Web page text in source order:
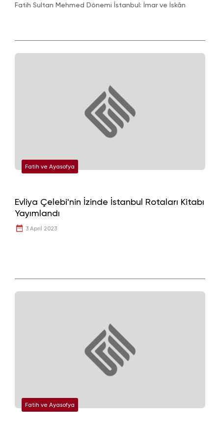
Fatih Sultan Mehmed Dönemi İstanbul: İmar ve İskân
Fatih ve Ayasofya
Evliya Çelebi'nin İzinde İstanbul Rotaları Kitabı
Yayımlandı
3 April 2023
Fatih ve Ayasofya